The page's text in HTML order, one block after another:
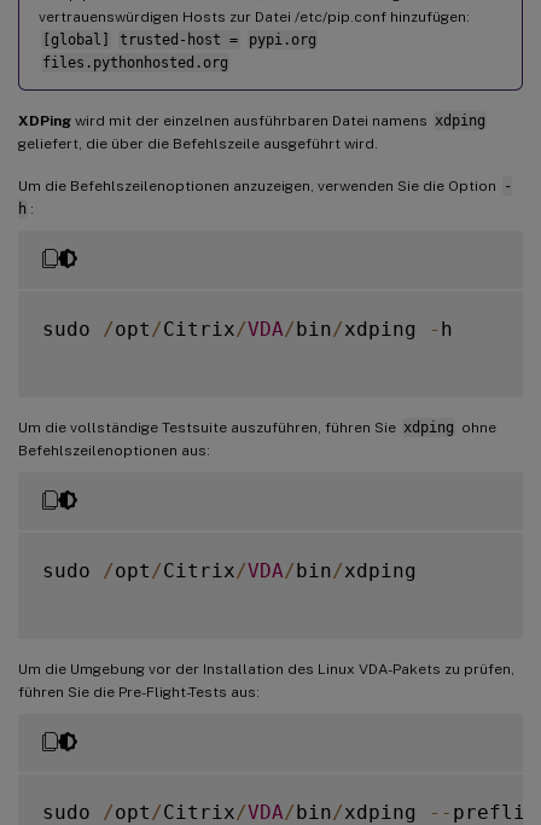
vertrauenswürdigen Hosts zur Datei /etc/pip.conf hinzufügen:
[global]
trusted-host =
pypi.org
files.pythonhosted.org
XDPing wird mit der einzelnen ausführbaren Datei namens xdping
geliefert, die über die Befehlszeile ausgeführt wird.
Um die Befehlszeilenoptionen anzuzeigen, verwenden Sie die Option
-
h :
sudo /opt /Citrix/VDA/bin/xdping - h
Um die vollständige Testsuite auszuführen, führen Sie xdping ohne
Befehlszeilenoptionen aus:
sudo /opt /Citrix/VDA/bin/xdping
Um die Umgebung vor der Installation des Linux VDA-Pakets zu prüfen,
führen Sie die Pre-Flight-Tests aus:
sudo /opt /Citrix/VDA/bin/xdping --